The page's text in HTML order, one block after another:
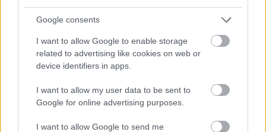
Google consents
I want to allow Google to enable storage
related to advertising like cookies on web or
device identifiers in apps.
I want to allow my user data to be sent to
Google for online advertising purposes.
I want to allow Google to send me
lánggitár•2010. február 18.
Igen, tudjuk, hogy nem egetverően friss a hír, mivel
már az április 30-ai budapesti düreres koncert is
Téglás Zolival lett meghirdetve, de csak ...